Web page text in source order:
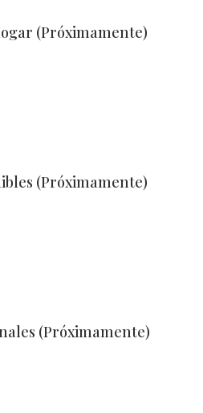
(Próximamente)
(Próximamente)
(Próximamente)